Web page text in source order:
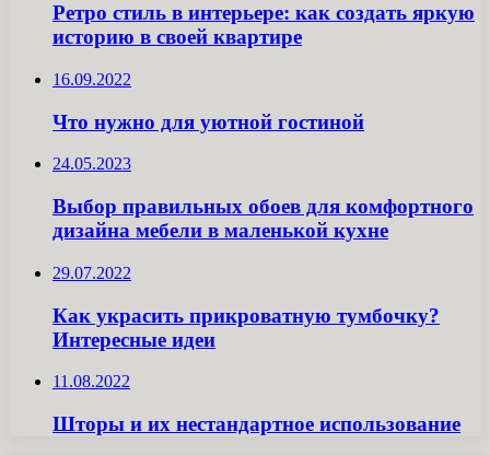
Ретро стиль в интерьере: как создать яркую
историю в своей квартире
16.09.2022
Что нужно для уютной гостиной
24.05.2023
Выбор правильных обоев для комфортного
дизайна мебели в маленькой кухне
29.07.2022
Как украсить прикроватную тумбочку?
Интересные идеи
11.08.2022
Шторы и их нестандартное использование